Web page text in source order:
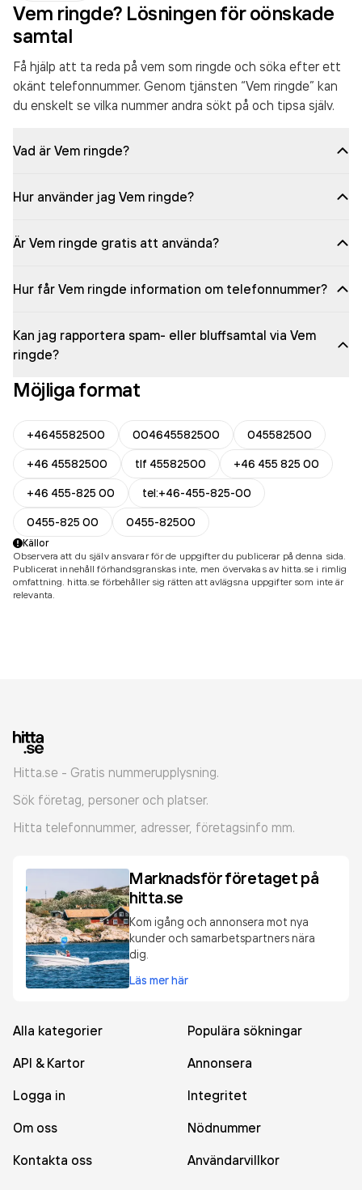
Vem ringde? Lösningen för oönskade
samtal
Få hjälp att ta reda på vem som ringde och söka efter ett
okänt telefonnummer. Genom tjänsten “Vem ringde” kan
du enskelt se vilka nummer andra sökt på och tipsa själv.
Vad är Vem ringde?
Hur använder jag Vem ringde?
Är Vem ringde gratis att använda?
Hur får Vem ringde information om telefonnummer?
Kan jag rapportera spam- eller bluffsamtal via Vem
ringde?
Möjliga format
+4645582500 004645582500
045582500
+46 45582500
tlf 45582500
+46 455 825 00
+46 455-825 00
tel:+46-455-825-00
0455-825 00
0455-82500
Källor
Observera att du själv ansvarar för de uppgifter du publicerar på denna sida.
Publicerat innehåll förhandsgranskas inte, men övervakas av hitta.se i rimlig
omfattning. hitta.se förbehåller sig rätten att avlägsna uppgifter som inte är
relevanta.
Hitta.se - Gratis nummerupplysning.
Sök företag, personer och platser.
Hitta telefonnummer, adresser, företagsinfo mm.
Marknadsför företaget på
hitta.se
Kom igång och annonsera mot nya
kunder och samarbetspartners nära
dig.
Läs mer här
Alla kategorier
Populära sökningar
API & Kartor
Annonsera
Logga in
Integritet
Om oss
Nödnummer
Kontakta oss
Användarvillkor